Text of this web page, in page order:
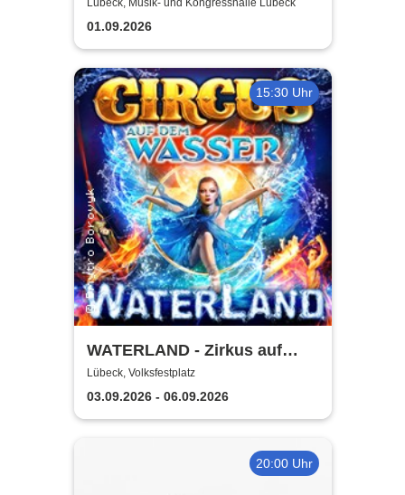
Übernahme
Lübeck, Musik- und Kongresshalle Lübeck
01.09.2026
15:30 Uhr
WATERLAND - Zirkus auf
dem Wasser | Lübeck
Lübeck, Volksfestplatz
03.09.2026 - 06.09.2026
20:00 Uhr